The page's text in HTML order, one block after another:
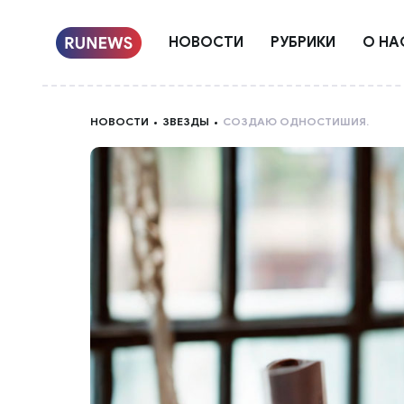
НОВОСТИ РУБРИКИ О
НОВОСТИ ЗВЕЗДЫ СОЗДАЮ ОДНОСТИШИЯ.